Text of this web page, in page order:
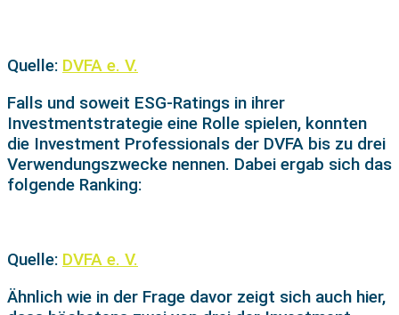
Quelle: DVFA e. V.
Falls und soweit ESG-Ratings in ihrer
Investmentstrategie eine Rolle spielen, konnten
die Investment Professionals der DVFA bis zu drei
Verwendungszwecke nennen. Dabei ergab sich das
folgende Ranking:
Quelle: DVFA e. V.
Ähnlich wie in der Frage davor zeigt sich auch hier,